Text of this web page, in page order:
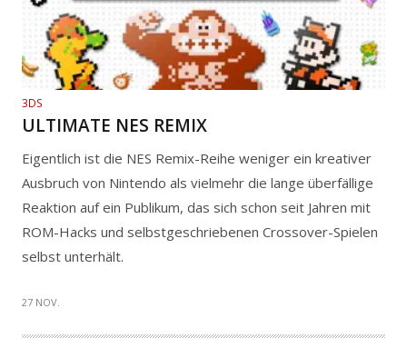
3DS
ULTIMATE NES REMIX
Eigentlich ist die NES Remix-Reihe weniger ein kreativer
Ausbruch von Nintendo als vielmehr die lange überfällige
Reaktion auf ein Publikum, das sich schon seit Jahren mit
ROM-Hacks und selbstgeschriebenen Crossover-Spielen
selbst unterhält.
27 NOV.